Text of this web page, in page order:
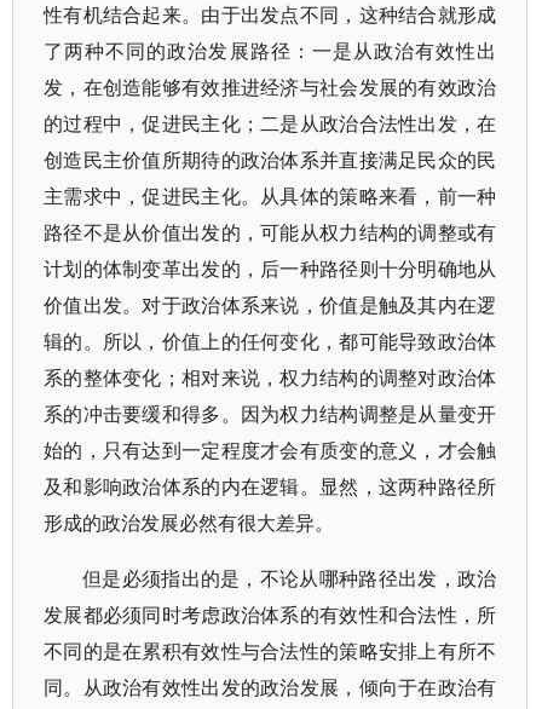
性有机结合起来。由于出发点不同，这种结合就形成
了两种不同的政治发展路径：一是从政治有效性出
发，在创造能够有效推进经济与社会发展的有效政治
的过程中，促进民主化；二是从政治合法性出发，在
创造民主价值所期待的政治体系并直接满足民众的民
主需求中，促进民主化。从具体的策略来看，前一种
路径不是从价值出发的，可能从权力结构的调整或有
计划的体制变革出发的，后一种路径则十分明确地从
价值出发。对于政治体系来说，价值是触及其内在逻
辑的。所以，价值上的任何变化，都可能导致政治体
系的整体变化；相对来说，权力结构的调整对政治体
系的冲击要缓和得多。因为权力结构调整是从量变开
始的，只有达到一定程度才会有质变的意义，才会触
及和影响政治体系的内在逻辑。显然，这两种路径所
形成的政治发展必然有很大差异。
但是必须指出的是，不论从哪种路径出发，政治
发展都必须同时考虑政治体系的有效性和合法性，所
不同的是在累积有效性与合法性的策略安排上有所不
同。从政治有效性出发的政治发展，倾向于在政治有